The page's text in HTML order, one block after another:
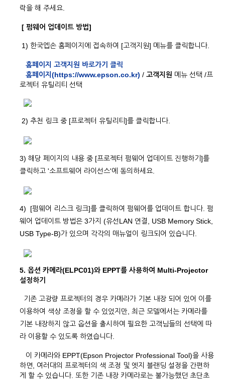
락을 해 주세요.
[ 펌웨어 업데이트 방법]
1) 한국엡손 홈페이지에 접속하여 [고객지원] 메뉴를 클릭합니다.
홈페이지 고객지원 바로가기 클릭
홈페이지(https://www.epson.co.kr) / 고객지원 메뉴 선택 /프
로젝터 유틸리티 선택
2) 추천 링크 중 [프로젝터 유틸리티]를 클릭합니다.
3) 해당 페이지의 내용 중 [프로젝터 펌웨어 업데이트 진행하기]를
클릭하고 '소프트웨어 라이선스'에 동의하세요.
4) [펌웨어 리스크 링크]를 클릭하여 펌웨어를 업데이트 합니다. 펌
웨어 업데이트 방법은 3가지 (유선LAN 연결, USB Memory Stick,
USB Type-B)가 있으며 각각의 매뉴얼이 링크되어 있습니다.
5. 옵션 카메라(ELPC01)와 EPPT를 사용하여 Multi-Projector
설정하기
기존 고광량 프로젝터의 경우 카메라가 기본 내장 되어 있어 이를
이용하여 색상 조정을 할 수 있었지만, 최근 모델에서는 카메라를
기본 내장하지 않고 옵션을 출시하여 필요한 고객님들의 선택에 따
라 이용할 수 있도록 하였습니다.
이 카메라와 EPPT(Epson Projector Professional Tool)을 사용
하면, 여러대의 프로젝터의 색 조정 및 엣지 블랜딩 설정을 간편하
게 할 수 있습니다. 또한 기존 내장 카메라로는 불가능했던 초단초